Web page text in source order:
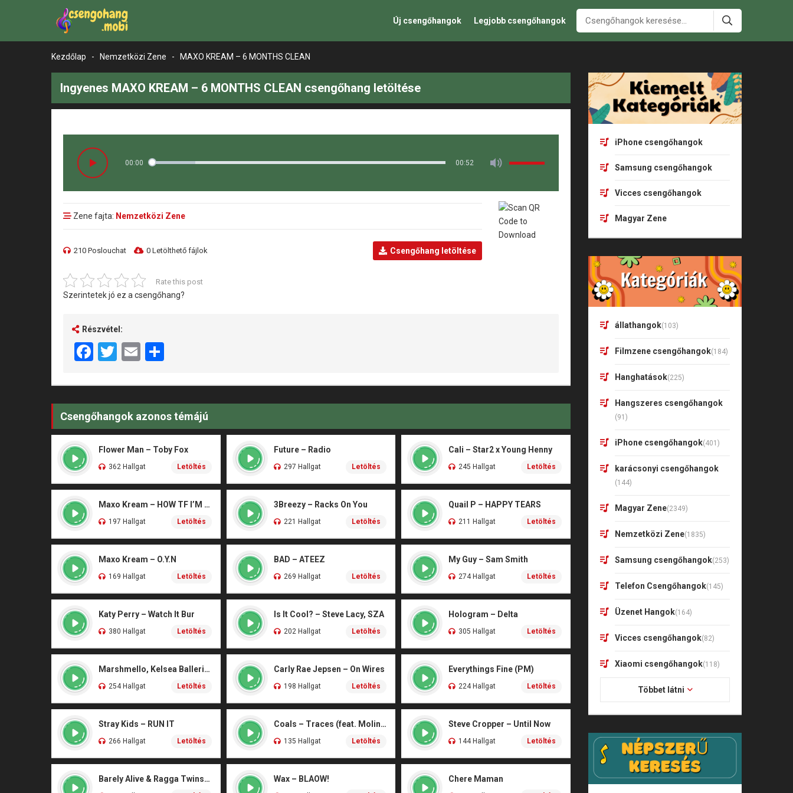
Új csengőhangok Legjobb csengőhangok
Kezdőlap - Nemzetközi Zene - MAXO KREAM – 6 MONTHS CLEAN
Ingyenes MAXO KREAM – 6 MONTHS CLEAN csengőhang letöltése
00:00 00:52
Zene fajta: Nemzetközi Zene
210 Poslouchat 0 Letölthető fájlok Csengőhang letöltése
Rate this post
Szerintetek jó ez a csengőhang?
Részvétel:
Facebook
Twitter
Email
Csengőhangok azonos témájú
Flower Man – Toby Fox
362 Hallgat Letöltés
Future – Radio
297 Hallgat Letöltés
Cali – Star2 x Young Henny
245 Hallgat Letöltés
Maxo Kream – HOW TF I’M LUCKY
197 Hallgat Letöltés
3Breezy – Racks On You
221 Hallgat Letöltés
Quail P – HAPPY TEARS
211 Hallgat Letöltés
Maxo Kream – O.Y.N
169 Hallgat Letöltés
BAD – ATEEZ
269 Hallgat Letöltés
My Guy – Sam Smith
274 Hallgat Letöltés
Katy Perry – Watch It Bur
380 Hallgat Letöltés
Is It Cool? – Steve Lacy, SZA
202 Hallgat Letöltés
Hologram – Delta
305 Hallgat Letöltés
Marshmello, Kelsea Ballerini – Another Drink
254 Hallgat Letöltés
Carly Rae Jepsen – On Wires
198 Hallgat Letöltés
Everythings Fine (PM)
224 Hallgat Letöltés
Stray Kids – RUN IT
266 Hallgat Letöltés
Coals – Traces (feat. Molina)
135 Hallgat Letöltés
Steve Cropper – Until Now
144 Hallgat Letöltés
Barely Alive & Ragga Twins – We Set It Wax – BLAOW! Chere Maman
iPhone csengőhangok
Samsung csengőhangok
Vicces csengőhangok
Magyar Zene
állathangok(103)
Filmzene csengőhangok(184)
Hanghatások(225)
Hangszeres csengőhangok
(91)
iPhone csengőhangok(401)
karácsonyi csengőhangok
(144)
Magyar Zene(2349)
Nemzetközi Zene(1835)
Samsung csengőhangok(253)
Telefon Csengőhangok(145)
Üzenet Hangok(164)
Vicces csengőhangok(82)
Xiaomi csengőhangok(118)
Többet látni